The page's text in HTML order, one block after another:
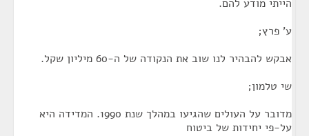
הייתי מודע להם.
ע' פרץ;
אבקש להבהיר לנו שוב את הנקודה של ה-60 מיליון שקל.
שי טלמון;
מדובר על העולים שהגיעו במהלך שנת 1990. המדידה היא
על-פי יחידות של ביטוח